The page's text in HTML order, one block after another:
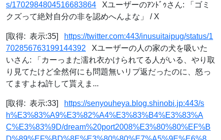
s/1702984804516683864 Xユーザーのｱﾝﾄﾞｩさん: 「ゴミ
クズって絶対自分の非を認めへんよな」 / X
[取得: 表示:35]
https://twitter.com:443/inusuitaipug/status/1
702856763199144392 Xユーザーの人の家の犬を吸いた
いさん: 「カーっまた濡れ衣かけられてる人がいる、やり取
り見てたけど全然何にも問題無いリプ返だったのに、怒っ
てますよね許して貰えま...
[取得: 表示:33]
https://senyouheya.blog.shinobi.jp:443/s
h%E3%83%A9%E3%82%A4%E3%83%B4%E3%83%A
C%E3%83%9D/dream%20port2008%E3%80%80%EF%B